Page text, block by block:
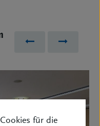
für die
Zurück